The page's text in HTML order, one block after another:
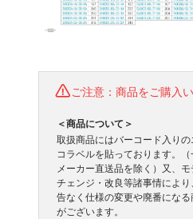
ご注意：商品をご購入
＜商品について＞
取扱商品にはバーコード入りの
コラベルを貼っております。（
メーカー直送品を除く）又、モ
チェンジ・改良等諸事情により
告なく仕様の変更や廃番になる
がございます。